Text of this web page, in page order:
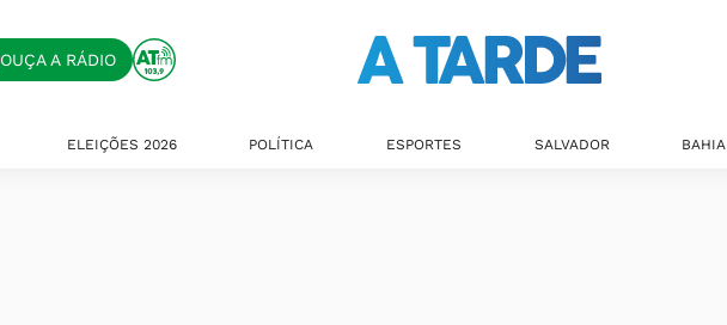
OUÇA A RÁDIO
ELEIÇÕES 2026 POLÍTICA ESPORTES SALVADOR BAHIA